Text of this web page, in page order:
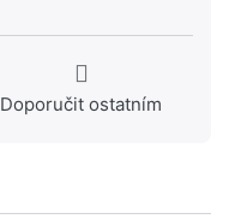
Doporučit ostatním